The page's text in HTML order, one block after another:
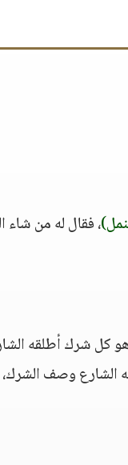
، فقال له من شاء
كل شرك أطلقه
الشارع وصف الشرك،